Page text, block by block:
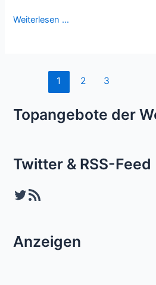
Weiterlesen …
Seitennummerierung
1 2 3
Topangebote der
Twitter & RSS-Feed
Twitter RSS-Feed
Anzeigen